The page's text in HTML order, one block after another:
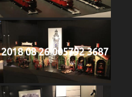
2018 08 26 005792 3687